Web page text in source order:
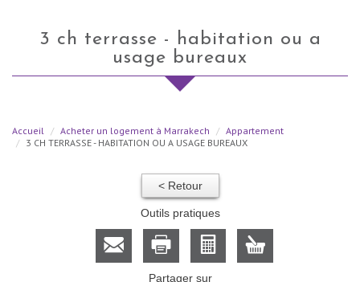
3 ch terrasse - habitation ou a
usage bureaux
Accueil Acheter un logement à Marrakech
Appartement
3 CH TERRASSE - HABITATION OU A USAGE BUREAUX
< Retour
Outils pratiques
Partager sur